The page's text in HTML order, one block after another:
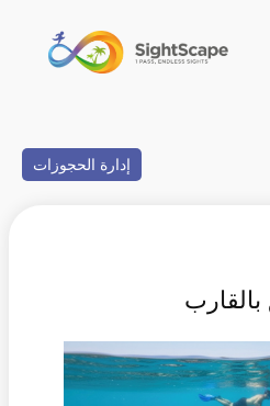
إدارة الحجوزات